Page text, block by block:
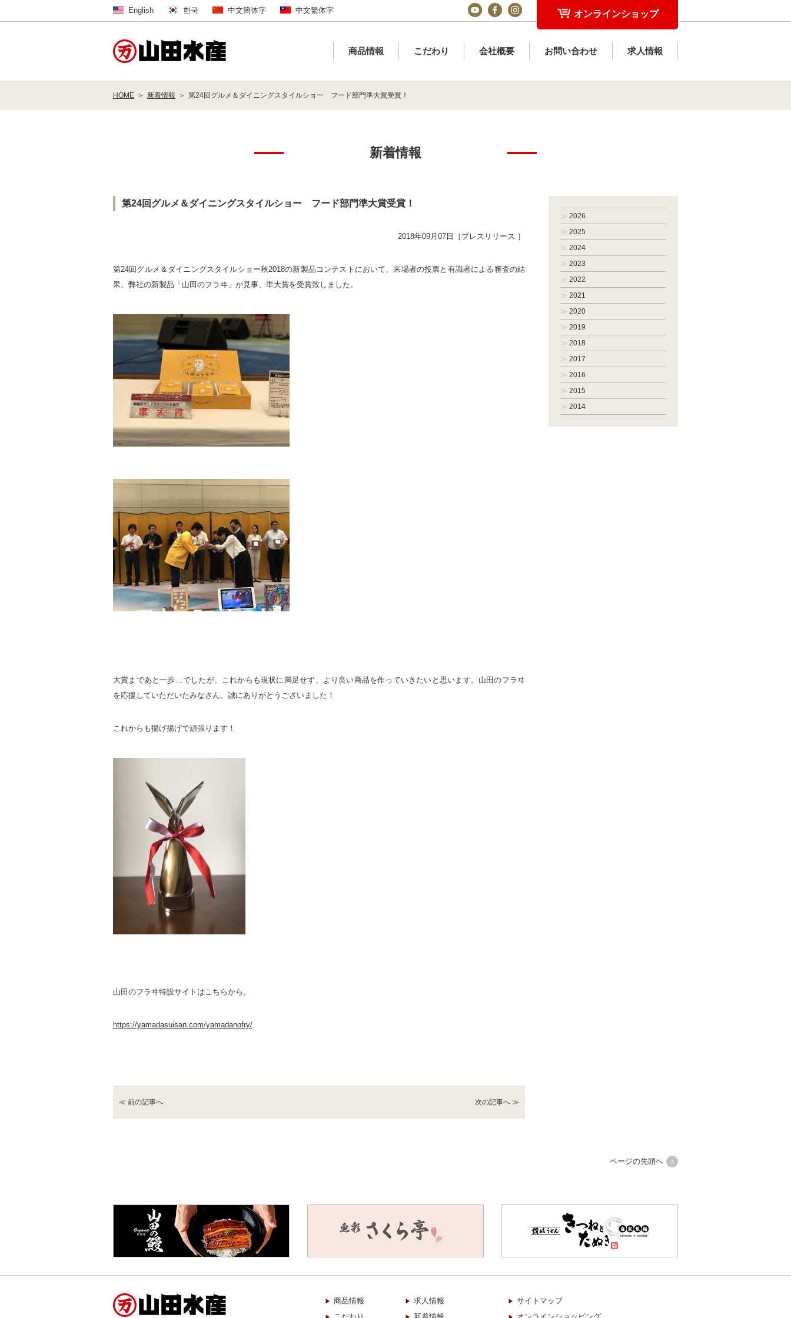
English 한국 中文簡体字 中文繁体字
商品情報 こだわり 会社概要 お問い合わせ 求人情報
オンラインショップ
HOME 新着情報 第24回グルメ＆ダイニングスタイルショー フード部門準大賞受賞！
新着情報
第24回グルメ＆ダイニングスタイルショー フード部門準大賞受賞！
2018年09月07日［プレスリリース ］
第24回グルメ＆ダイニングスタイルショー秋2018の新製品コンテストにおいて、来場者の投票と有識者による審査の結
果、弊社の新製品「山田のフラヰ」が見事、準大賞を受賞致しました。
大賞まであと一歩…でしたが、これからも現状に満足せず、より良い商品を作っていきたいと思います。山田のフラヰ
を応援していただいたみなさん、誠にありがとうございました！
これからも揚げ揚げで頑張ります！
山田のフラヰ特設サイトはこちらから。
https://yamadasuisan.com/yamadanofry/
≪ 前の記事へ 次の記事へ ≫
2026
2025
2024
2023
2022
2021
2020
2019
2018
2017
2016
2015
2014
ページの先頭へ
商品情報
求人情報
サイトマップ